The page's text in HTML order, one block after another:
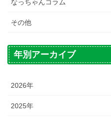
なっちゃんコラム
その他
年別アーカイブ
2026年
2025年